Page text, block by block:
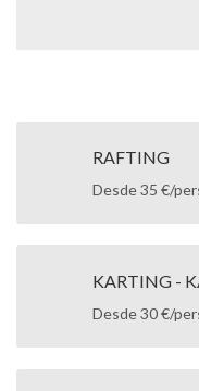
RAFTING
Desde 35 €/
KARTING -
Desde 30 €/